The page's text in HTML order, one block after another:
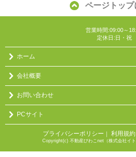
ページトップ
営業時間:09:00～
定休日:日・祝
ホーム
会社概要
お問い合わせ
PCサイト
プライバシーポリシー ｜ 利用規約
Copyright(c) 不動産びわこnet（株式会社イ